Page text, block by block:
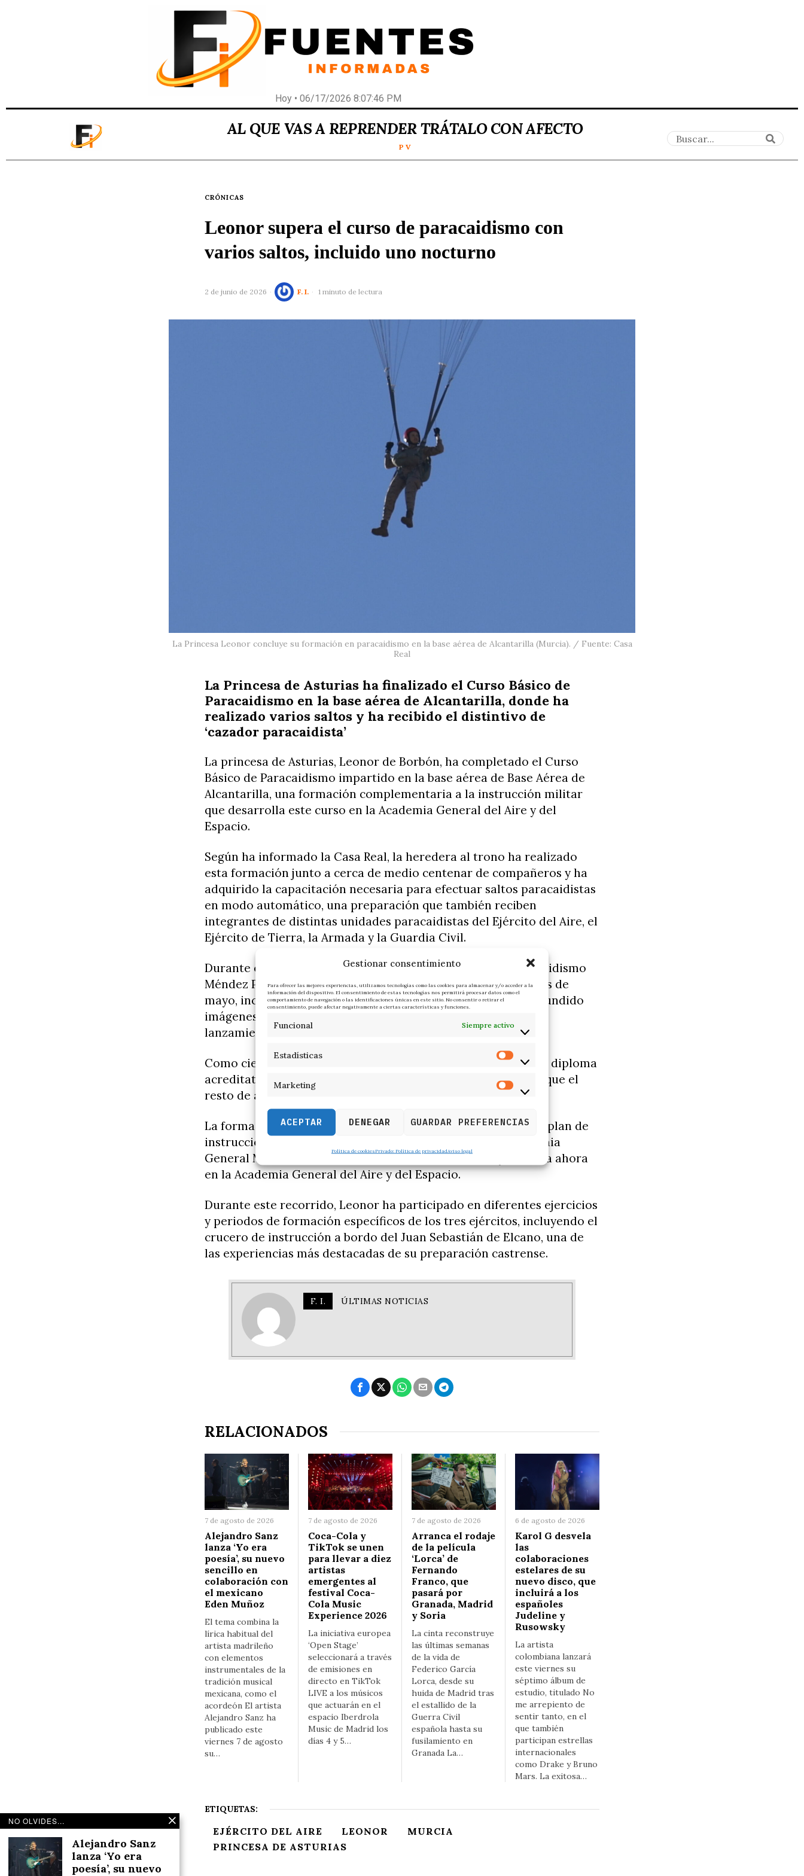
Gestionar consentimiento
Para ofrecer las mejores experiencias, utilizamos tecnologías como las cookies para almacenar y/o acceder a la
información del dispositivo. El consentimiento de estas tecnologías nos permitirá procesar datos como el
comportamiento de navegación o las identificaciones únicas en este sitio. No consentir o retirar el
consentimiento, puede afectar negativamente a ciertas características y funciones.
Funcional Siempre activo
Estadísticas
Marketing
ACEPTAR DENEGAR GUARDAR PREFERENCIAS
Política de cookiesPrivado: Política de privacidadAviso legal
Hoy • 06/17/2026 8:07:46 PM
AL QUE VAS A REPRENDER TRÁTALO CON AFECTO
P V
CRÓNICAS
Leonor supera el curso de paracaidismo con
varios saltos, incluido uno nocturno
2 de junio de 2026 F. I. 1 minuto de lectura
La Princesa Leonor concluye su formación en paracaidismo en la base aérea de Alcantarilla (Murcia). / Fuente: Casa
Real
La Princesa de Asturias ha finalizado el Curso Básico de
Paracaidismo en la base aérea de Alcantarilla, donde ha
realizado varios saltos y ha recibido el distintivo de
‘cazador paracaidista’
La princesa de Asturias, Leonor de Borbón, ha completado el Curso
Básico de Paracaidismo impartido en la base aérea de Base Aérea de
Alcantarilla, una formación complementaria a la instrucción militar
que desarrolla este curso en la Academia General del Aire y del
Espacio.
Según ha informado la Casa Real, la heredera al trono ha realizado
esta formación junto a cerca de medio centenar de compañeros y ha
adquirido la capacitación necesaria para efectuar saltos paracaidistas
en modo automático, una preparación que también reciben
integrantes de distintas unidades paracaidistas del Ejército del Aire, el
Ejército de Tierra, la Armada y la Guardia Civil.
Durante el curso, desarrollado en la Escuela Militar de Paracaidismo
Méndez Parada, Leonor realizó varios saltos a lo largo del mes de
mayo, incluido al menos uno nocturno. La Casa del Rey ha difundido
imágenes de los ejercicios y de la preparación previa a los
lanzamientos.
Como cierre de esta fase de instrucción, la princesa recibió el diploma
acreditativo y el distintivo de “cazador paracaidista”, al igual que el
resto de alumnos que completaron con éxito el programa.
La formación en Alcantarilla se enmarca en el último año del plan de
instrucción militar de la heredera, que comenzó en la Academia
General Militar, continuó en la Escuela Naval Militar y culmina ahora
en la Academia General del Aire y del Espacio.
Durante este recorrido, Leonor ha participado en diferentes ejercicios
y periodos de formación específicos de los tres ejércitos, incluyendo el
crucero de instrucción a bordo del Juan Sebastián de Elcano, una de
las experiencias más destacadas de su preparación castrense.
F. I. ÚLTIMAS NOTICIAS
RELACIONADOS
7 de agosto de 2026
Alejandro Sanz
lanza ‘Yo era
poesía’, su nuevo
sencillo en
colaboración con
el mexicano
Eden Muñoz
El tema combina la
lírica habitual del
artista madrileño
con elementos
instrumentales de la
tradición musical
mexicana, como el
acordeón El artista
Alejandro Sanz ha
publicado este
viernes 7 de agosto
su…
7 de agosto de 2026
Coca-Cola y
TikTok se unen
para llevar a diez
artistas
emergentes al
festival Coca-
Cola Music
Experience 2026
La iniciativa europea
‘Open Stage’
seleccionará a través
de emisiones en
directo en TikTok
LIVE a los músicos
que actuarán en el
espacio Iberdrola
Music de Madrid los
días 4 y 5…
7 de agosto de 2026
Arranca el rodaje
de la película
‘Lorca’ de
Fernando
Franco, que
pasará por
Granada, Madrid
y Soria
La cinta reconstruye
las últimas semanas
de la vida de
Federico García
Lorca, desde su
huida de Madrid tras
el estallido de la
Guerra Civil
española hasta su
fusilamiento en
Granada La…
6 de agosto de 2026
Karol G desvela
las
colaboraciones
estelares de su
nuevo disco, que
incluirá a los
españoles
Judeline y
Rusowsky
La artista
colombiana lanzará
este viernes su
séptimo álbum de
estudio, titulado No
me arrepiento de
sentir tanto, en el
que también
participan estrellas
internacionales
como Drake y Bruno
Mars. La exitosa…
ETIQUETAS:
EJÉRCITO DEL AIRE LEONOR
MURCIA
PRINCESA DE ASTURIAS
NO OLVIDES...
Alejandro Sanz
lanza ‘Yo era
poesía’, su nuevo